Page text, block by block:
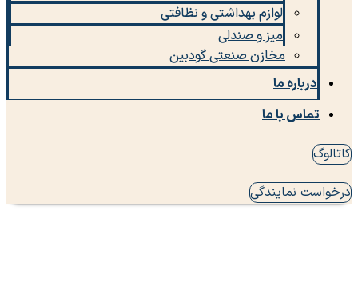
لوازم بهداشتی و نظافتی
میز و صندلی
مخازن صنعتی گودبین
درباره ما
تماس با ما
کاتالوگ
درخواست نمایندگی